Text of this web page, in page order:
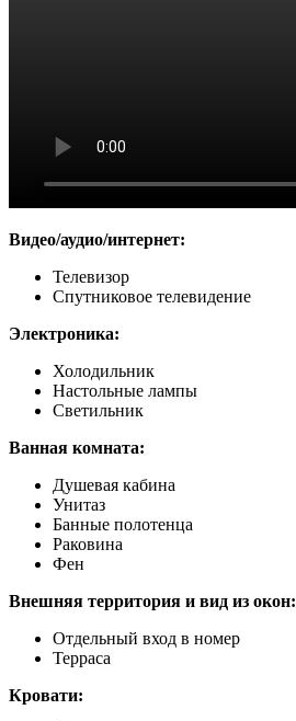
Видео/аудио/интернет:
Телевизор
Спутниковое телевидение
Электроника:
Холодильник
Настольные лампы
Светильник
Ванная комната:
Душевая кабина
Унитаз
Банные полотенца
Раковина
Фен
Внешняя территория и вид из окон:
Отдельный вход в номер
Терраса
Кровати: